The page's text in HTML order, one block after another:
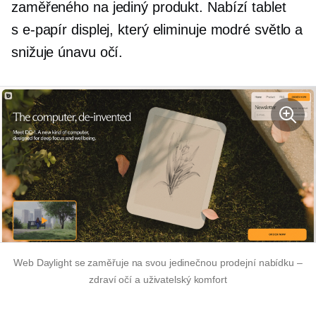
zaměřeného na jediný produkt. Nabízí tablet
s e-papír displej, který eliminuje modré světlo a
snižuje únavu očí.
Web Daylight se zaměřuje na svou jedinečnou prodejní nabídku –
zdraví očí a uživatelský komfort